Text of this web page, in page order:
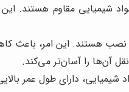
شیمیایی مقاوم هستند.
نصب هستند. این امر،
آن‌ها را آسان‌تر می‌کند.
شیمیایی، دارای طول عمر